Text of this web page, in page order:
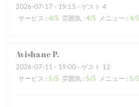
2026-07-17 - 19:15 - ゲスト 4
サービス : 4/5 雰囲気 : 4/5 メニュー : 4/5
AvishaneP
2026-07-11 - 19:00 - ゲスト 12
サービス : 5/5 雰囲気 : 5/5 メニュー : 5/5